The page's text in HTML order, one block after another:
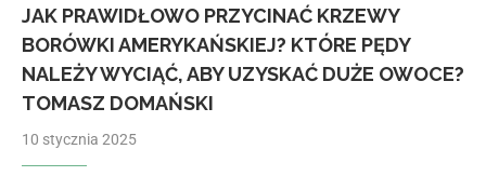
JAK PRAWIDŁOWO PRZYCINAĆ KRZEWY
BORÓWKI AMERYKAŃSKIEJ? KTÓRE PĘDY
NALEŻY WYCIĄĆ, ABY UZYSKAĆ DUŻE OWOCE?
TOMASZ DOMAŃSKI
10 stycznia 2025